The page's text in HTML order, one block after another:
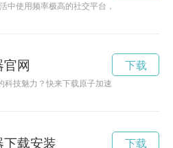
中使用频率极高的社交平台，但有时候受网
官网
科技魅力？快来下载原子加速器2023最新版
下载
下载安装 下载